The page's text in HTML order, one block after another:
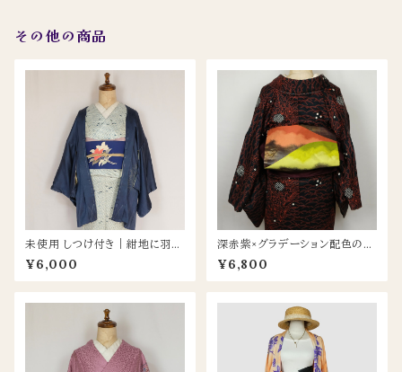
その他の商品
未使用 しつけ付き｜紺地に羽根
の地模様×裾に手描き草木 羽織
¥6,000
深赤紫×グラデーション配色の山
風模様 名古屋帯｜個性が映え
る存在感の一本
¥6,800